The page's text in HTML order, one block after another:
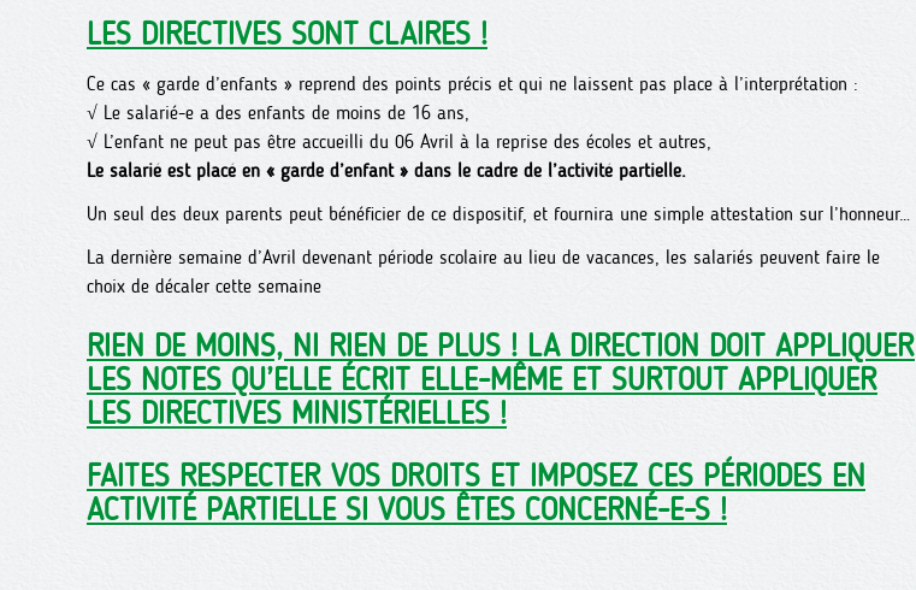
LES DIRECTIVES SONT CLAIRES !
Ce cas « garde d’enfants » reprend des points précis et qui ne laissent pas place à l’interprétation :
√ Le salarié-e a des enfants de moins de 16 ans,
√ L’enfant ne peut pas être accueilli du 06 Avril à la reprise des écoles et autres,
Le salarié est placé en « garde d’enfant » dans le cadre de l’activité partielle.
Un seul des deux parents peut bénéficier de ce dispositif, et fournira une simple attestation sur l’honneur…
La dernière semaine d’Avril devenant période scolaire au lieu de vacances, les salariés peuvent faire le
choix de décaler cette semaine
RIEN DE MOINS, NI RIEN DE PLUS ! LA DIRECTION DOIT APPLIQUER
LES NOTES QU’ELLE ÉCRIT ELLE-MÊME ET SURTOUT APPLIQUER
LES DIRECTIVES MINISTÉRIELLES !
FAITES RESPECTER VOS DROITS ET IMPOSEZ CES PÉRIODES EN
ACTIVITÉ PARTIELLE SI VOUS ÊTES CONCERNÉ-E-S !